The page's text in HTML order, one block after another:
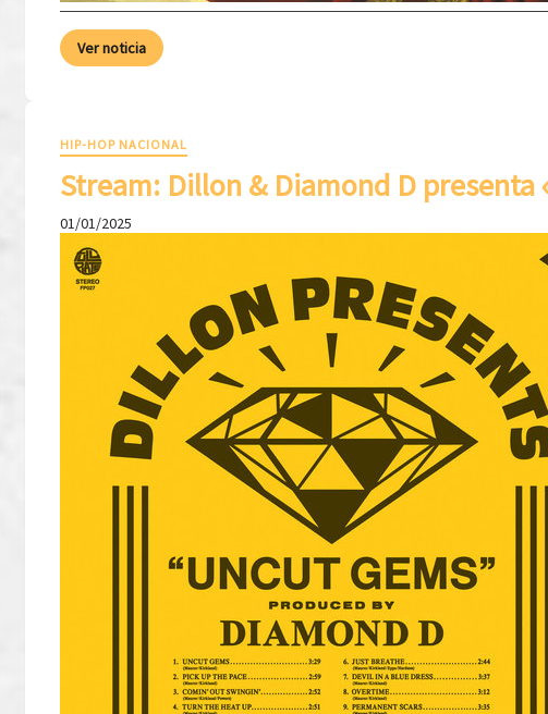
Ver noticia
HIP-HOP NACIONAL
Stream: Dillon & Diamond D presenta
01/01/2025